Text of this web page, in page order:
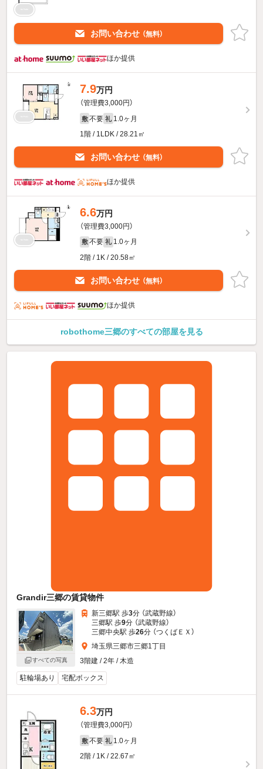
お問い合わせ （無料）
ほか提供
7.9万円
（管理費3,000円）
敷 不要 礼 1.0ヶ月
1階 / 1LDK / 28.21㎡
お問い合わせ （無料）
ほか提供
6.6万円
（管理費3,000円）
敷 不要 礼 1.0ヶ月
2階 / 1K / 20.58㎡
お問い合わせ （無料）
ほか提供
robothome三郷のすべての部屋を見る
Grandir三郷の賃貸物件
すべての写真
新三郷駅 歩3分 （武蔵野線）
三郷駅 歩9分 （武蔵野線）
三郷中央駅 歩26分 （つくばＥＸ）
埼玉県三郷市三郷1丁目
3階建 / 2年 / 木造
駐輪場あり 宅配ボックス
6.3万円
（管理費3,000円）
敷 不要 礼 1.0ヶ月
2階 / 1K / 22.67㎡